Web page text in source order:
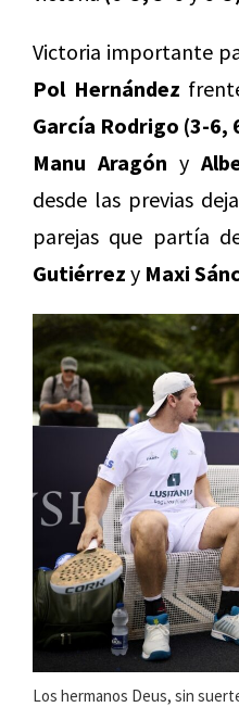
Victoria importante
Pol Hernández
García Rodrigo (3-6,
Manu Aragón y
desde las previas
parejas que partía
Gutiérrez y Maxi
Los hermanos Deus, sin